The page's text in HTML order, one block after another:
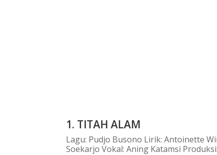
1. TITAH ALAM
Lagu: Pudjo Busono Lirik: Antoinette
Soekarjo Vokal: Aning Katamsi